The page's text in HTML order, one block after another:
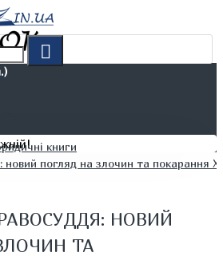
книги
новий погляд на злочин та покарання
НОВИЙ
ТА